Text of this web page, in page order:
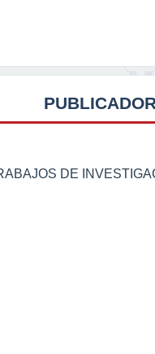
DE